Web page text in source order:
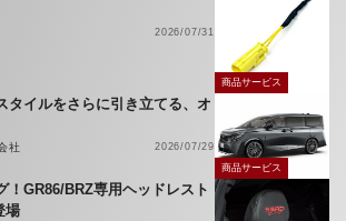
2026/07/31
商品サービス
タイルをさらに引き立てる、オ
社
2026/07/29
商品サービス
！GR86/BRZ専用ヘッドレスト
場